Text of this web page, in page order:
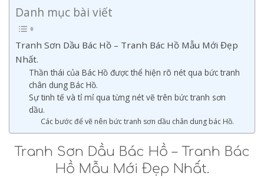
Danh mục bài viết
Tranh Sơn Dầu Bác Hồ – Tranh Bác Hồ Mẫu Mới Đẹp
Nhất.
Thần thái của Bác Hồ được thể hiện rõ nét qua bức tranh
chân dung Bác Hồ.
Sự tinh tế và tỉ mỉ qua từng nét vẽ trên bức tranh sơn
dầu.
Các bước để vẽ nên bức tranh sơn dầu chân dung bác Hồ.
Tranh Sơn Dầu Bác Hồ – Tranh Bác
Hồ Mẫu Mới Đẹp Nhất.